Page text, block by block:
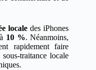
locale des iPhones
10 %. Néanmoins,
rapidement faire
traitance locale